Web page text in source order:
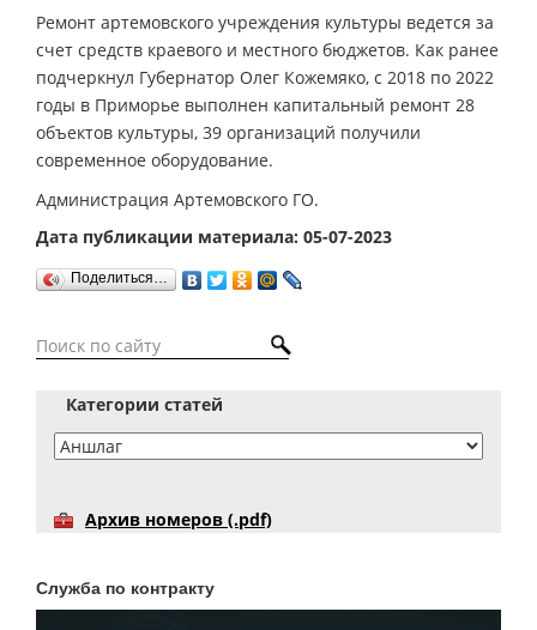
Ремонт артемовского учреждения культуры ведется за
счет средств краевого и местного бюджетов. Как ранее
подчеркнул Губернатор Олег Кожемяко, с 2018 по 2022
годы в Приморье выполнен капитальный ремонт 28
объектов культуры, 39 организаций получили
современное оборудование.
Администрация Артемовского ГО.
Дата публикации материала: 05-07-2023
Поделиться…
Категории статей
Архив номеров (.pdf)
Служба по контракту